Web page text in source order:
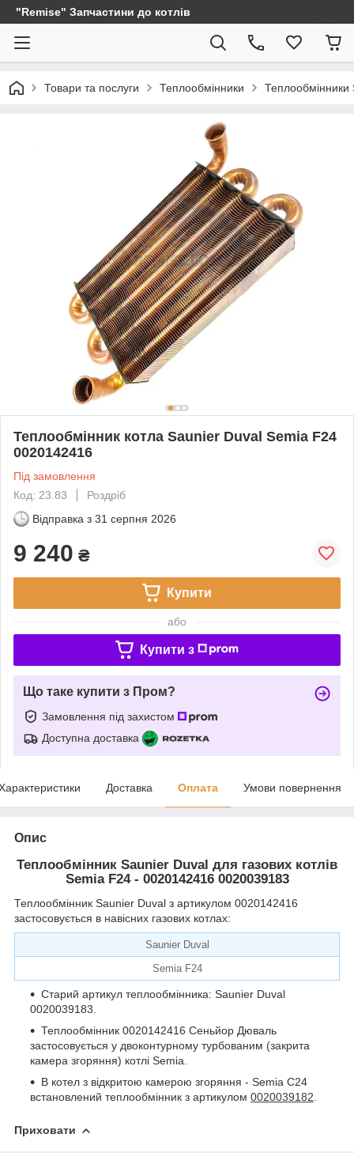
"Remise" Запчастини до котлів
Товари та послуги Теплообмінники
Теплообмінник котла Saunier Duval Semia F24
0020142416
Під замовлення
Код: 23.83
Роздріб
Відправка з 31 серпня 2026
9 240 ₴
Купити
або
Купити з
Що таке купити з Пром?
Замовлення під захистом
Доступна доставка
Доставка Оплата Умови повернення
Опис
Теплообмінник Saunier Duval для газових котлів
Semia F24 - 0020142416 0020039183
Теплообмінник Saunier Duval з артикулом 0020142416
застосовується в навісних газових котлах:
Saunier Duval
Semia F24
Старий артикул теплообмінника: Saunier Duval
0020039183.
Теплообмінник 0020142416 Сеньйор Дюваль
застосовується у двоконтурному турбованим (закрита
камера згоряння) котлі Semia.
В котел з відкритою камерою згоряння - Semia C24
встановлений теплообмінник з артикулом 0020039182
Приховати